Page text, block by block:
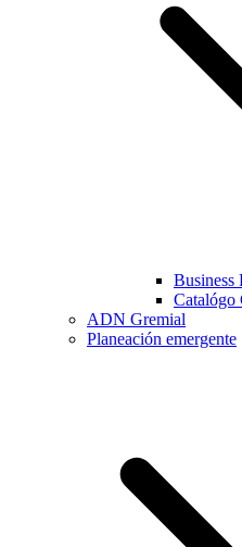
Business
Catalógo
ADN Gremial
Planeación emergente